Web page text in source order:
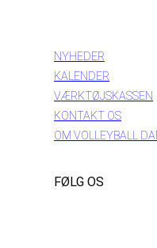
NYHEDER
KALENDER
VÆRKTØJSKASSEN
KONTAKT OS
OM VOLLEYBALL
FØLG OS